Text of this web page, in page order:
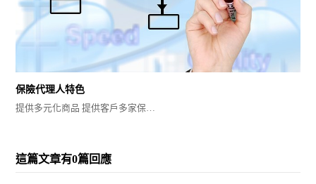
保險代理人特色
提供多元化商品 提供客戶多家保…
這篇文章有0篇回應